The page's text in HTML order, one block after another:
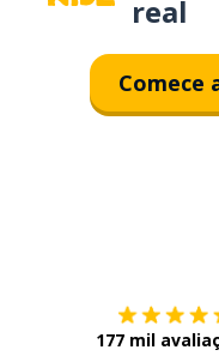
real
Comece
177 mil